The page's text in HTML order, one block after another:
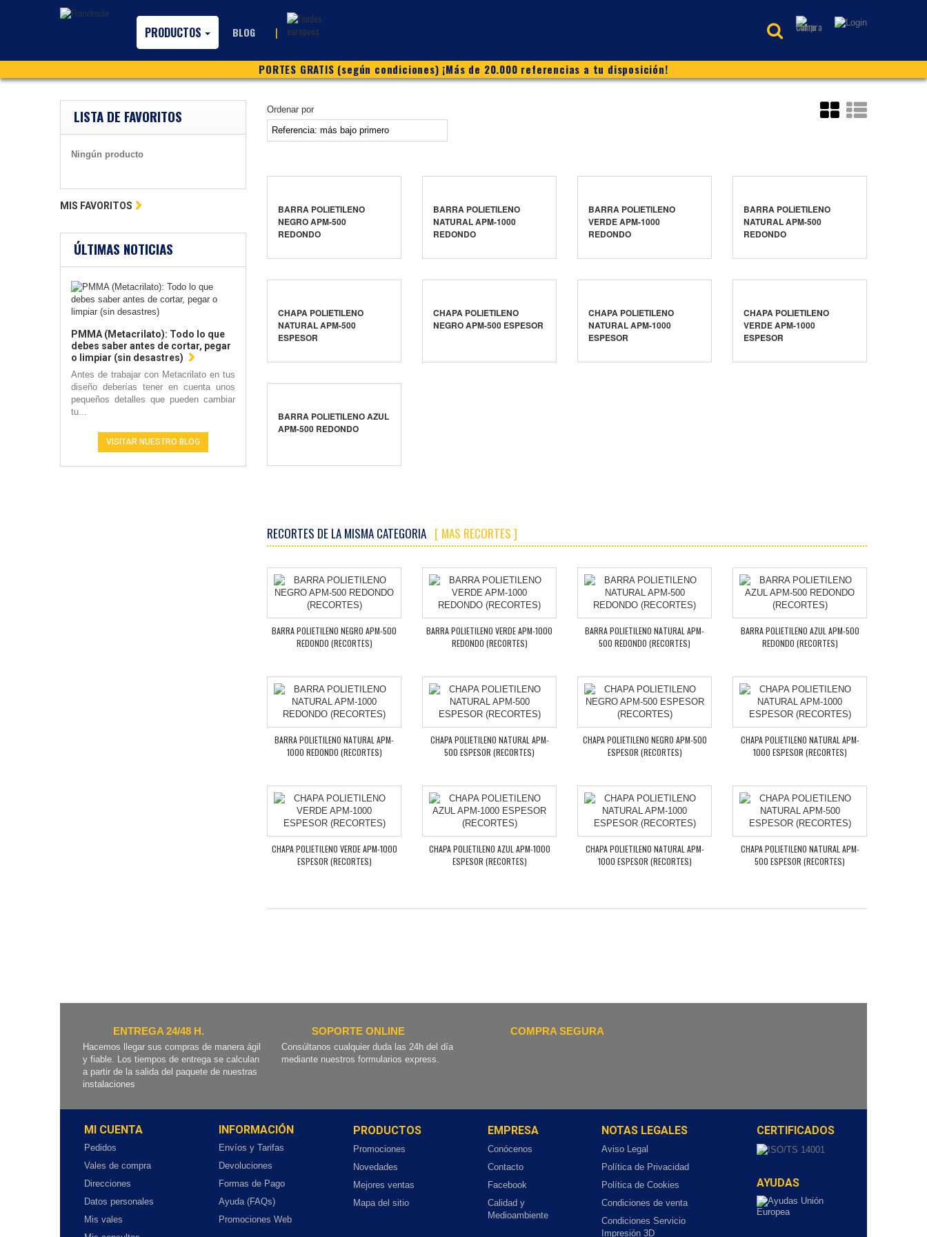
PRODUCTOS BLOG |
PORTES GRATIS (según condiciones) ¡Más de 20.000 referencias a tu disposición!
LISTA DE FAVORITOS
Ningún producto
MIS FAVORITOS
ÚLTIMAS NOTICIAS
PMMA (Metacrilato): Todo lo que
debes saber antes de cortar, pegar
o limpiar (sin desastres)
Antes de trabajar con Metacrilato en tus
diseño deberías tener en cuenta unos
pequeños detalles que pueden cambiar
tu...
VISITAR NUESTRO BLOG
Ordenar por
BARRA POLIETILENO
NEGRO APM-500
REDONDO
BARRA POLIETILENO
NATURAL APM-1000
REDONDO
BARRA POLIETILENO
VERDE APM-1000
REDONDO
BARRA POLIETILENO
NATURAL APM-500
REDONDO
CHAPA POLIETILENO
NATURAL APM-500
ESPESOR
CHAPA POLIETILENO
NEGRO APM-500 ESPESOR
CHAPA POLIETILENO
NATURAL APM-1000
ESPESOR
CHAPA POLIETILENO
VERDE APM-1000
ESPESOR
BARRA POLIETILENO AZUL
APM-500 REDONDO
RECORTES DE LA MISMA CATEGORIA [ MAS RECORTES ]
BARRA POLIETILENO NEGRO APM-500
REDONDO (RECORTES)
BARRA POLIETILENO VERDE APM-1000
REDONDO (RECORTES)
BARRA POLIETILENO NATURAL APM-
500 REDONDO (RECORTES)
BARRA POLIETILENO AZUL APM-500
REDONDO (RECORTES)
BARRA POLIETILENO NATURAL APM-
1000 REDONDO (RECORTES)
CHAPA POLIETILENO NATURAL APM-
500 ESPESOR (RECORTES)
CHAPA POLIETILENO NEGRO APM-500
ESPESOR (RECORTES)
CHAPA POLIETILENO NATURAL APM-
1000 ESPESOR (RECORTES)
CHAPA POLIETILENO VERDE APM-1000
ESPESOR (RECORTES)
CHAPA POLIETILENO AZUL APM-1000
ESPESOR (RECORTES)
CHAPA POLIETILENO NATURAL APM-
1000 ESPESOR (RECORTES)
CHAPA POLIETILENO NATURAL APM-
500 ESPESOR (RECORTES)
ENTREGA 24/48 H.
Hacemos llegar sus compras de manera ágil
y fiable. Los tiempos de entrega se calculan
a partir de la salida del paquete de nuestras
instalaciones
SOPORTE ONLINE
Consúltanos cualquier duda las 24h del día
mediante nuestros formularios express.
COMPRA SEGURA
MI CUENTA
Pedidos
Vales de compra
Direcciones
Datos personales
Mis vales
INFORMACIÓN
Envíos y Tarifas
Devoluciones
Formas de Pago
Ayuda (FAQs)
Promociones Web
PRODUCTOS
Promociones
Novedades
Mejores ventas
Mapa del sitio
EMPRESA
Conócenos
Contacto
Facebook
Calidad y
Medioambiente
NOTAS LEGALES
Aviso Legal
Política de Privacidad
Política de Cookies
Condiciones de venta
Condiciones Servicio
Impresión 3D
CERTIFICADOS
AYUDAS